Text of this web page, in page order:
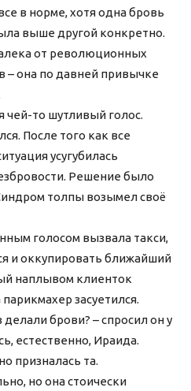
в норме, хотя одна бровь
выше другой конкретно.
от революционных
– она по давней привычке
чей-то шутливый голос.
После того как все
усугубилась
Решение было
толпы возымел своё
голосом вызвала такси,
и оккупировать ближайший
наплывом клиенток
засуетился.
брови? – спросил он у
естественно, Ираида.
призналась та.
но она стоически